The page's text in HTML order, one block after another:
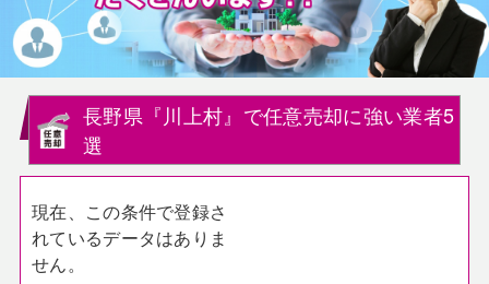
長野県『川上村』で任意売却に強い業者5
選
現在、この条件で登録さ
れているデータはありま
せん。